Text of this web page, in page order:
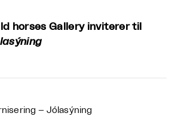
horses Gallery inviterer til
– Jólasýning